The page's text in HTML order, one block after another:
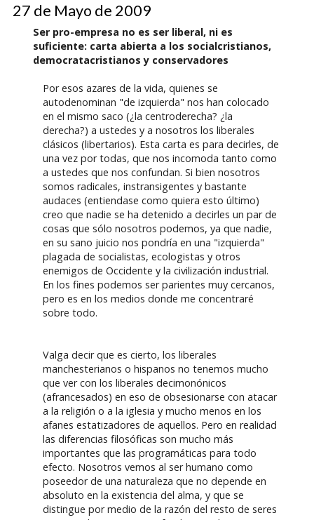
27 de Mayo de 2009
Ser pro-empresa no es ser liberal, ni es
suficiente: carta abierta a los socialcristianos,
democratacristianos y conservadores
Por esos azares de la vida, quienes se
autodenominan "de izquierda" nos han colocado
en el mismo saco (¿la centroderecha? ¿la
derecha?) a ustedes y a nosotros los liberales
clásicos (libertarios). Esta carta es para decirles, de
una vez por todas, que nos incomoda tanto como
a ustedes que nos confundan. Si bien nosotros
somos radicales, instransigentes y bastante
audaces (entiendase como quiera esto último)
creo que nadie se ha detenido a decirles un par de
cosas que sólo nosotros podemos, ya que nadie,
en su sano juicio nos pondría en una "izquierda"
plagada de socialistas, ecologistas y otros
enemigos de Occidente y la civilización industrial.
En los fines podemos ser parientes muy cercanos,
pero es en los medios donde me concentraré
sobre todo.
Valga decir que es cierto, los liberales
manchesterianos o hispanos no tenemos mucho
que ver con los liberales decimonónicos
(afrancesados) en eso de obsesionarse con atacar
a la religión o a la iglesia y mucho menos en los
afanes estatizadores de aquellos. Pero en realidad
las diferencias filosóficas son mucho más
importantes que las programáticas para todo
efecto. Nosotros vemos al ser humano como
poseedor de una naturaleza que no depende en
absoluto en la existencia del alma, y que se
distingue por medio de la razón del resto de seres